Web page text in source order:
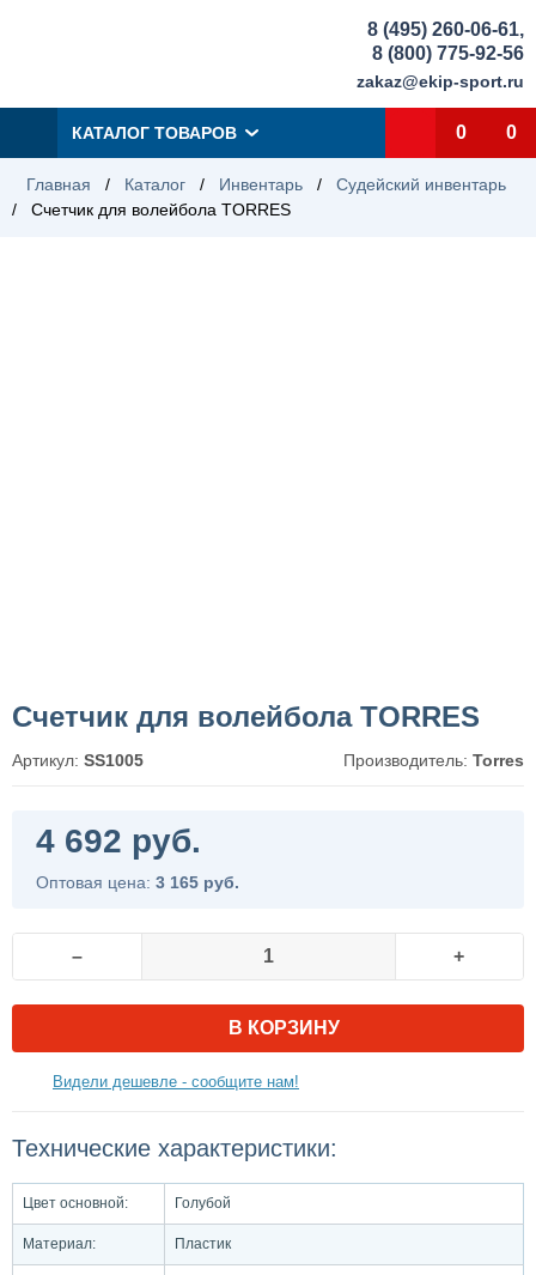
8 (495) 260-06-61,
8 (800) 775-92-56
zakaz@ekip-sport.ru
КАТАЛОГ ТОВАРОВ 0 0
Главная / Каталог / Инвентарь /
Судейский инвентарь
/
Счетчик для волейбола TORRES
Счетчик для волейбола TORRES
Артикул: SS1005 Производитель: Torres
4 692 руб.
Оптовая цена: 3 165 руб.
– +
В КОРЗИНУ
Видели дешевле - сообщите нам!
Технические характеристики:
Цвет основной: Голубой
Материал: Пластик